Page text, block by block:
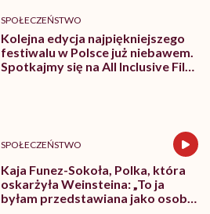
SPOŁECZEŃSTWO
Kolejna edycja najpiękniejszego
festiwalu w Polsce już niebawem.
Spotkajmy się na All Inclusive Film
SPOŁECZEŃSTWO
Kaja Funez-Sokoła, Polka, która
oskarżyła Weinsteina: „To ja
byłam przedstawiana jako osoba,